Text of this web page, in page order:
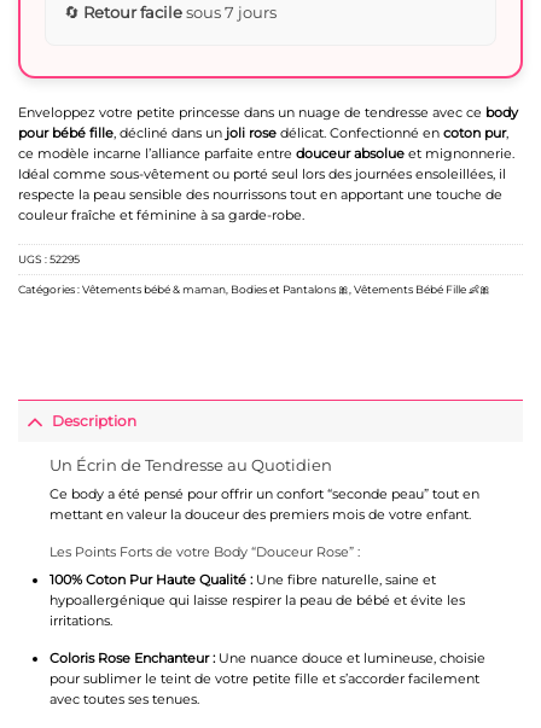
Enveloppez votre petite princesse dans un nuage de tendresse avec ce body
pour bébé fille, décliné dans un joli rose délicat. Confectionné en coton pur,
ce modèle incarne l’alliance parfaite entre douceur absolue et mignonnerie.
Idéal comme sous-vêtement ou porté seul lors des journées ensoleillées, il
respecte la peau sensible des nourrissons tout en apportant une touche de
couleur fraîche et féminine à sa garde-robe.
🔄 Retour facilesous 7 jours
UGS :52295
Catégories :Vêtements bébé & maman Bodies et Pantalons 🎀 Vêtements Bébé Fille 👶🎀
Description
Un Écrin de Tendresse au Quotidien
Ce body a été pensé pour offrir un confort “seconde peau” tout en
mettant en valeur la douceur des premiers mois de votre enfant.
Les Points Forts de votre Body “Douceur Rose” :
100% Coton Pur Haute Qualité :Une fibre naturelle, saine et
hypoallergénique qui laisse respirer la peau de bébé et évite les
irritations.
Coloris Rose Enchanteur :Une nuance douce et lumineuse, choisie
pour sublimer le teint de votre petite fille et s’accorder facilement
avec toutes ses tenues.